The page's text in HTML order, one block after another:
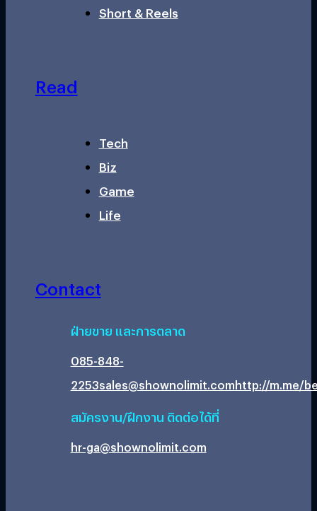
Short & Reels
Read
Tech
Biz
Game
Life
Contact
ฝ่ายขาย และการตลาด
085-848-
2253sales@shownolimit.comhttp://m.me/
สมัครงาน/ฝึกงาน ติดต่อได้ที่
hr-ga@shownolimit.com